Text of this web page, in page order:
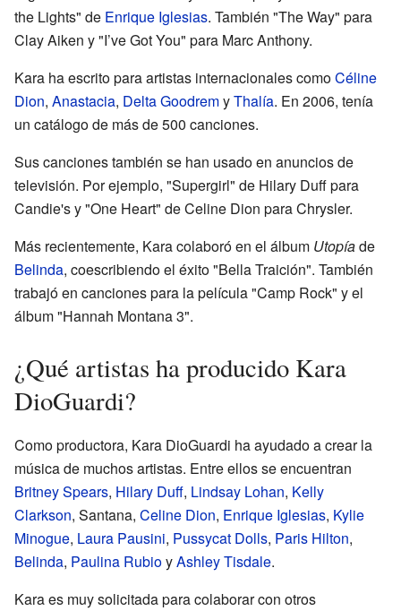
the Lights" de Enrique Iglesias. También "The Way" para
Clay Aiken y "I’ve Got You" para Marc Anthony.
Kara ha escrito para artistas internacionales comoCéline
Dion, Anastacia, Delta GoodremyThalía. En 2006, tenía
un catálogo de más de 500 canciones.
Sus canciones también se han usado en anuncios de
televisión. Por ejemplo, "Supergirl" de Hilary Duff para
Candie's y "One Heart" de Celine Dion para Chrysler.
Más recientemente, Kara colaboró en el álbum Utopíade
Belinda, coescribiendo el éxito "Bella Traición". También
trabajó en canciones para la película "Camp Rock" y el
álbum "Hannah Montana 3".
¿Qué artistas ha producido Kara
DioGuardi?
Como productora, Kara DioGuardi ha ayudado a crear la
música de muchos artistas. Entre ellos se encuentran
Britney Spears, Hilary Duff, Lindsay Lohan, Kelly
Clarkson, Santana, Celine Dion, Enrique Iglesias, Kylie
Minogue, Laura Pausini, Pussycat Dolls, Paris Hilton,
Belinda, Paulina RubioyAshley Tisdale.
Kara es muy solicitada para colaborar con otros